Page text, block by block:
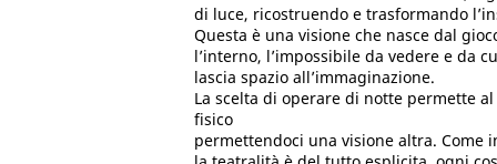
di luce, ricostruendo e trasformando
Questa è una visione che nasce dal
l’interno, l’impossibile da vedere e da
lascia spazio all’immaginazione.
La scelta di operare di notte permette
fisico
permettendoci una visione altra. Come